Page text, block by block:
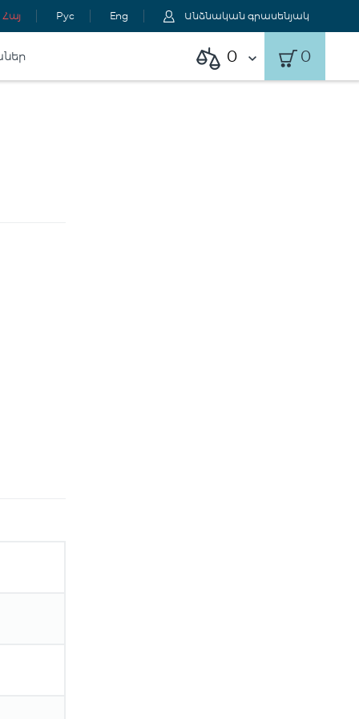
Հայ Рус Eng Անձնական գրասենյակ
0 0